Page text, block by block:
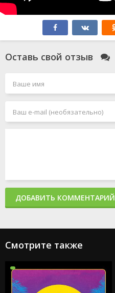
Оставь свой отзыв
ДОБАВИТЬ КОММЕНТАРИЙ
Смотрите также